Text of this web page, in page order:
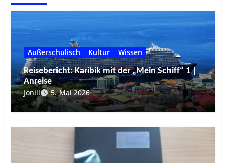
Außerschulisch Kultur
Wissen
Reisebericht: Karibik mit der „Mein Schiff“ 1 |
Anreise
Joniii
5. Mai 2026